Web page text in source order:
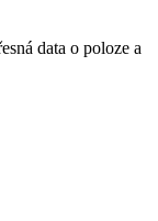
data o poloze a